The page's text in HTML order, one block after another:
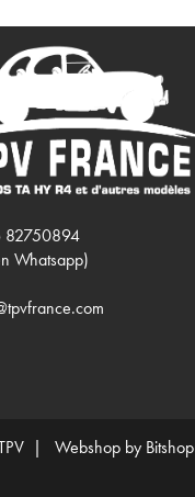
82750894
Whatsapp)
| Webshop by Bitshop